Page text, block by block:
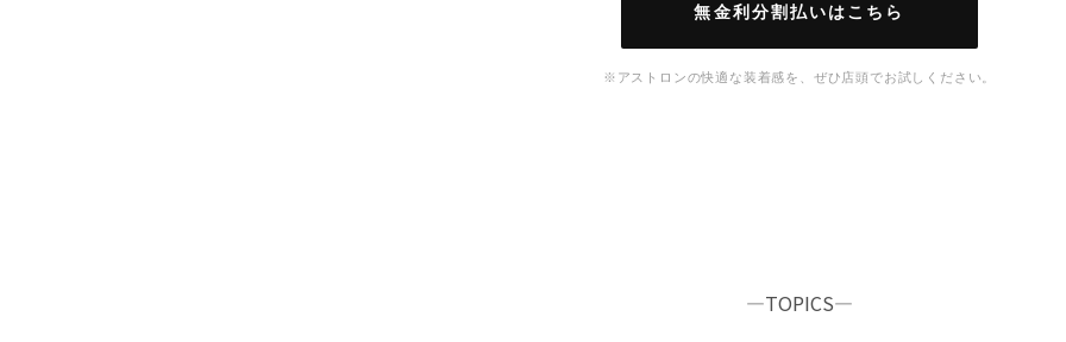
無金利分割払いはこちら
※アストロンの快適な装着感を、ぜひ店頭でお試しください。
―TOPICS―